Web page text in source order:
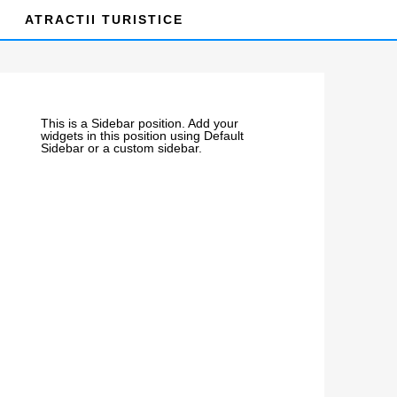
ATRACTII TURISTICE
This is a Sidebar position. Add your
widgets in this position using Default
Sidebar or a custom sidebar.